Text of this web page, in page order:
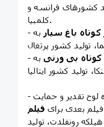
کشورهای فرانسه و
کلمبیا.
کوتاه باغ سیار به
کوتاه بی وزنیبه
- گیلاس برنز «فیلم سوم» به همراه لوح تقدیر و حمایت
بعدی برای فیلم
رونفلدت، تولید